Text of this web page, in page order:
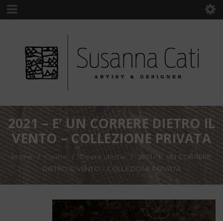
2021 – E’ UN CORRERE DIETRO IL
VENTO – COLLEZIONE PRIVATA
Home / Opere / Opere uniche /
2021 – E’ UN CORRERE
DIETRO IL VENTO – COLLEZIONE PRIVATA